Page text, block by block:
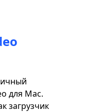
для Mac.
загрузчик